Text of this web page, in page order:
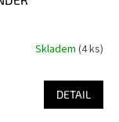
Skladem (4 ks)
DETAIL